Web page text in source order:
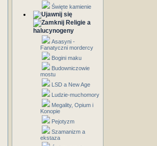
Święte kamienie
Religie a
halucynogeny
Asasyni -
Fanatyczni mordercy
Bogini maku
Budowniczowie
mostu
LSD a New Age
Ludzie-muchomory
Megality, Opium i
Konopie
Pejotyzm
Szamanizm a
ekstaza